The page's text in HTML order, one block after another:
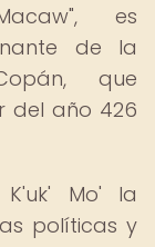
es
de la
que
del año 426
Mo' la
políticas y